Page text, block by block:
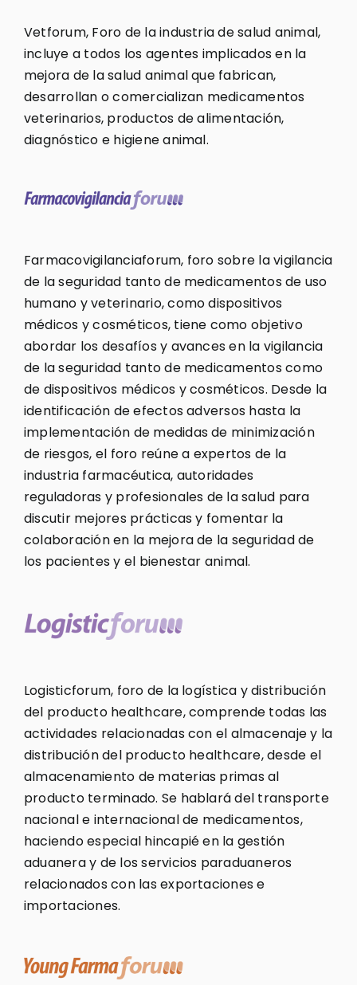
Vetforum, Foro de la industria de salud animal,
incluye a todos los agentes implicados en la
mejora de la salud animal que fabrican,
desarrollan o comercializan medicamentos
veterinarios, productos de alimentación,
diagnóstico e higiene animal.
Farmacovigilanciaforum, foro sobre la vigilancia
de la seguridad tanto de medicamentos de uso
humano y veterinario, como dispositivos
médicos y cosméticos, tiene como objetivo
abordar los desafíos y avances en la vigilancia
de la seguridad tanto de medicamentos como
de dispositivos médicos y cosméticos. Desde la
identificación de efectos adversos hasta la
implementación de medidas de minimización
de riesgos, el foro reúne a expertos de la
industria farmacéutica, autoridades
reguladoras y profesionales de la salud para
discutir mejores prácticas y fomentar la
colaboración en la mejora de la seguridad de
los pacientes y el bienestar animal.
Logisticforum, foro de la logística y distribución
del producto healthcare, comprende todas las
actividades relacionadas con el almacenaje y la
distribución del producto healthcare, desde el
almacenamiento de materias primas al
producto terminado. Se hablará del transporte
nacional e internacional de medicamentos,
haciendo especial hincapié en la gestión
aduanera y de los servicios paraduaneros
relacionados con las exportaciones e
importaciones.